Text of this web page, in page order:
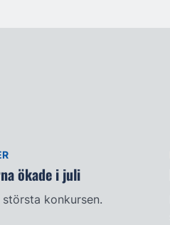
ökade i juli
konkursen.